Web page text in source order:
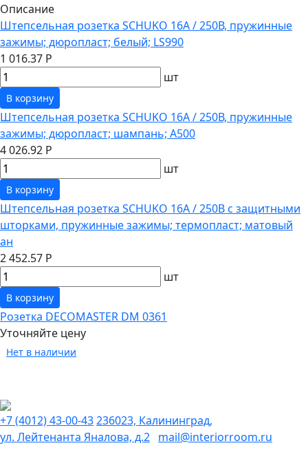
Описание
Штепсельная розетка SCHUKO 16А / 250В, пружинные
зажимы; дюропласт; белый; LS990
1 016.37 Р
шт
В корзину
Штепсельная розетка SCHUKO 16А / 250В, пружинные
зажимы; дюропласт; шампань; A500
4 026.92 Р
шт
В корзину
Штепсельная розетка SCHUKO 16А / 250В с защитными
шторками, пружинные зажимы; термопласт; матовый
ан
2 452.57 Р
шт
В корзину
Розетка DECOMASTER DM 0361
Уточняйте цену
Нет в наличии
+7 (4012) 43-00-43236023, Калининград,
ул. Лейтенанта Яналова, д.2 mail@interiorroom.ru